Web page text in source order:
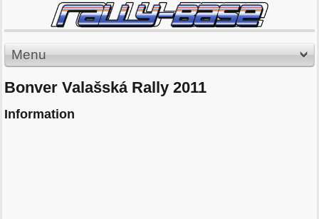
Menu
Bonver Valašská Rally 2011
Information